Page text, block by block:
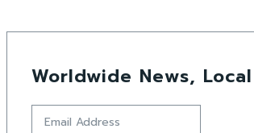
Worldwide News,